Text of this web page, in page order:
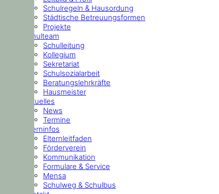
Schulregeln & Hausordung
Städtische Betreuungsformen
Projekte
Schulteam
Schulleitung
Kollegium
Sekretariat
Schulsozialarbeit
Beratungslehrkräfte
Hausmeister
Aktuelles
News
Termine
Elterninfos
Elternleitfaden
Förderverein
Kommunikation
Formulare & Service
Mensa
Schulweg & Schulbus